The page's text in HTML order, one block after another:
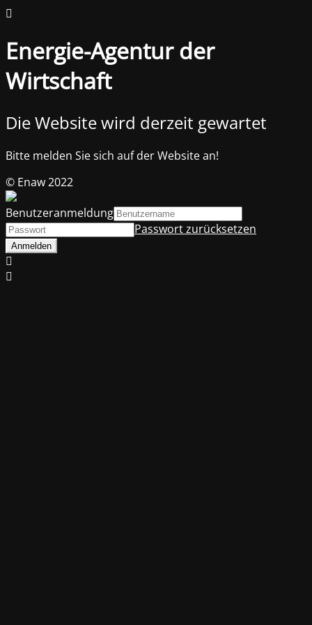
Energie-Agentur der
Wirtschaft
Die Website wird derzeit gewartet
Bitte melden Sie sich auf der Website an!
© Enaw 2022
Benutzeranmeldung
Passwort zurücksetzen